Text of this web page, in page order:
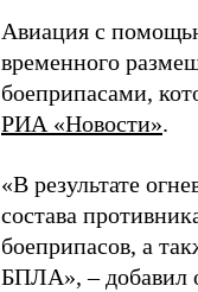
Авиация с
временного
боеприпасами,
РИА «Новости».
«В результате
состава
боеприпасов, а
БПЛА», – добавил